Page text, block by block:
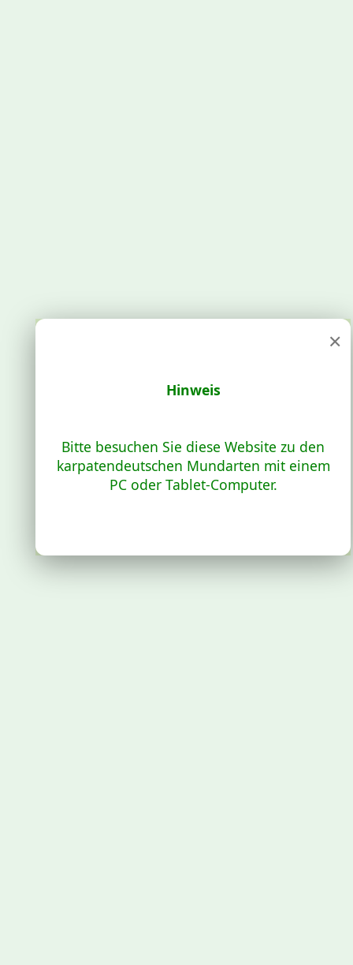
×
Hinweis
Bitte besuchen Sie diese Website zu den
karpatendeutschen Mundarten mit einem
PC oder Tablet-Computer.